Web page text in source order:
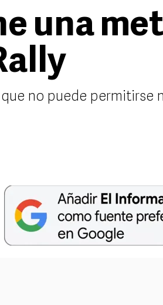
una
no puede permitirse